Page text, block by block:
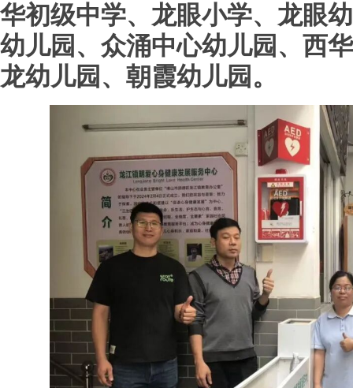
华初级中学、龙眼小学、龙眼
幼儿园、众涌中心幼儿园、西
龙幼儿园、朝霞幼儿园。